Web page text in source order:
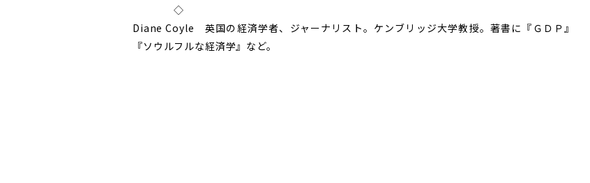
◇
Diane Coyle 英国の経済学者、ジャーナリスト。ケンブリッジ大学教授。著書に『ＧＤＰ』
『ソウルフルな経済学』など。